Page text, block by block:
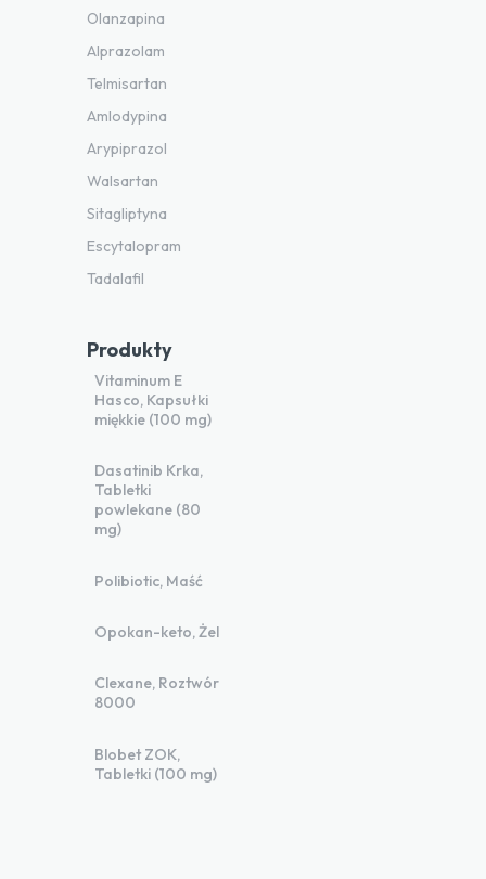
Olanzapina
Alprazolam
Telmisartan
Amlodypina
Arypiprazol
Walsartan
Sitagliptyna
Escytalopram
Tadalafil
Produkty
Vitaminum E
Hasco, Kapsułki
miękkie (100 mg)
Dasatinib Krka,
Tabletki
powlekane (80
mg)
Polibiotic, Maść
Opokan-keto, Żel
Clexane, Roztwór
8000
Blobet ZOK,
Tabletki (100 mg)